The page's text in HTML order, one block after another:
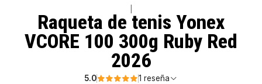
Raqueta de tenis Yonex
VCORE 100 300g Ruby Red
2026
5.0 1 reseña